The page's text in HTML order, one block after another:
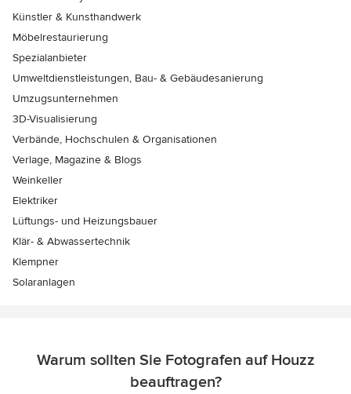
Künstler & Kunsthandwerk
Möbelrestaurierung
Spezialanbieter
Umweltdienstleistungen, Bau- & Gebäudesanierung
Umzugsunternehmen
3D-Visualisierung
Verbände, Hochschulen & Organisationen
Verlage, Magazine & Blogs
Weinkeller
Elektriker
Lüftungs- und Heizungsbauer
Klär- & Abwassertechnik
Klempner
Solaranlagen
Warum sollten Sie Fotografen auf Houzz
beauftragen?